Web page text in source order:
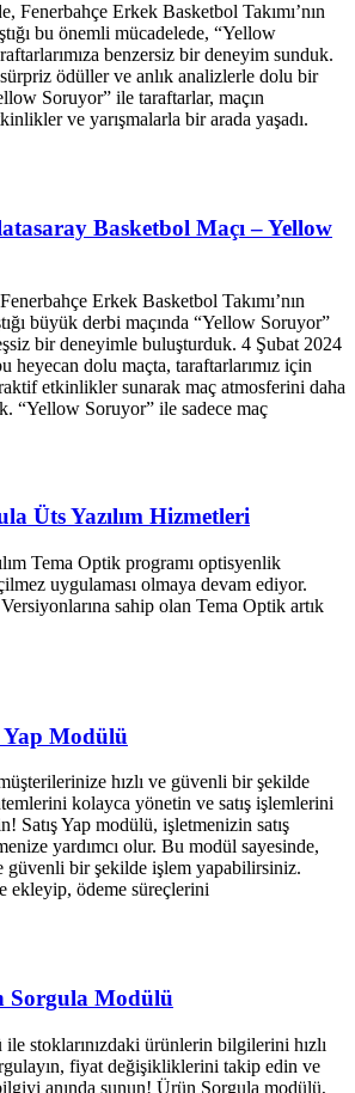
Fenerbahçe Erkek Basketbol Takımı’nın
bu önemli mücadelede, “Yellow
benzersiz bir deneyim sunduk.
ödüller ve anlık analizlerle dolu bir
Soruyor” ile taraftarlar, maçın
ve yarışmalarla bir arada yaşadı.
Basketbol Maçı – Yellow
Erkek Basketbol Takımı’nın
büyük derbi maçında “Yellow Soruyor”
bir deneyimle buluşturduk. 4 Şubat 2024
heyecan dolu maçta, taraftarlarımız için
etkinlikler sunarak maç atmosferini daha
“Yellow Soruyor” ile sadece maç
Üts Yazılım Hizmetleri
Tema Optik programı optisyenlik
uygulaması olmaya devam ediyor.
sahip olan Tema Optik artık
Yap Modülü
hızlı ve güvenli bir şekilde
kolayca yönetin ve satış işlemlerini
Satış Yap modülü, işletmenizin satış
yardımcı olur. Bu modül sayesinde,
güvenli bir şekilde işlem yapabilirsiniz.
ekleyip, ödeme süreçlerini
Sorgula Modülü
stoklarınızdaki ürünlerin bilgilerini hızlı
fiyat değişikliklerini takip edin ve
anında sunun! Ürün Sorgula modülü,